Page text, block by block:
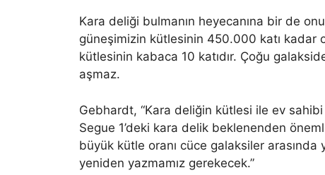
Kara deliği bulmanın heyecanına bir de
güneşimizin kütlesinin 450.000 katı kadar
kütlesinin kabaca 10 katıdır. Çoğu
aşmaz.
Gebhardt, “Kara deliğin kütlesi ile ev
Segue 1’deki kara delik beklenenden
büyük kütle oranı cüce galaksiler
yeniden yazmamız gerekecek.”